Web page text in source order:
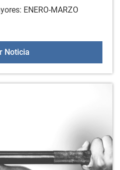
ENERO-MARZO
NoticiaSala de encuentro de